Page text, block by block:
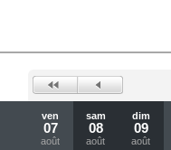
ven
07
août
sam
08
août
dim
09
août